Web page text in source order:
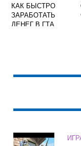
КАК БЫСТРО
ЗАРАБОТАТЬ
ДЕНЕГ В ГТА